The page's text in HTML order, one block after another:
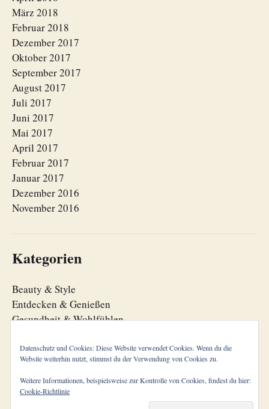
März 2018
Februar 2018
Dezember 2017
Oktober 2017
September 2017
August 2017
Juli 2017
Juni 2017
Mai 2017
April 2017
Februar 2017
Januar 2017
Dezember 2016
November 2016
Kategorien
Beauty & Style
Entdecken & Genießen
Gesundheit & Wohlfühlen
Lebensorganisation
Zeitgeist
Datenschutz und Cookies: Diese Website verwendet Cookies. Wenn du die
Website weiterhin nutzt, stimmst du der Verwendung von Cookies zu.
Weitere Informationen, beispielsweise zur Kontrolle von Cookies, findest du hier:
Cookie-Richtlinie